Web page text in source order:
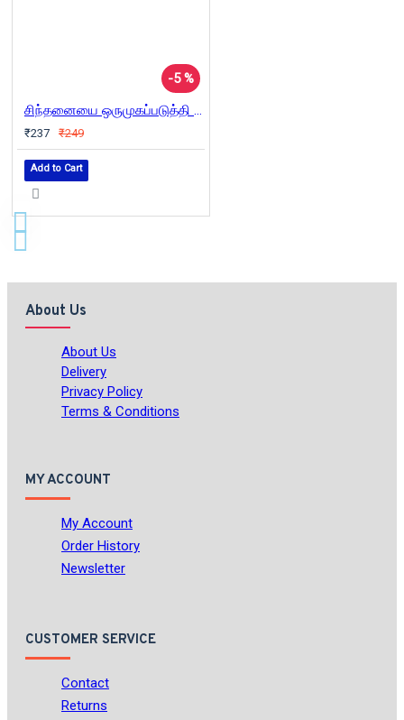
-5 %
சிந்தனையை ஒருமுகப்படுத்தி செல்வத்தைக் குவியுங்கள்
₹237 ₹249
Add to Cart
About Us
About Us
Delivery
Privacy Policy
Terms & Conditions
MY ACCOUNT
My Account
Order History
Newsletter
CUSTOMER SERVICE
Contact
Returns